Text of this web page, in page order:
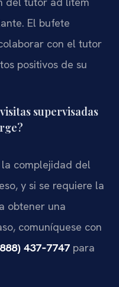
El bufete
con el tutor
positivos de su
supervisadas
la complejidad del
y si se requiere la
obtener una
comuníquese con
437‑7747 para